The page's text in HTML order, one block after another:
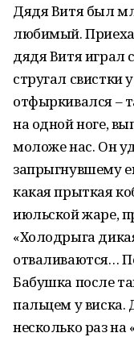
Дядя Витя был
любимый.
дядя Витя играл
стругал свистки
отфыркивался –
на одной ноге,
моложе нас. Он
запрыгнувшему
какая прыткая
июльской жаре,
«Холодрыга
отваливаются…
Бабушка после
пальцем у
несколько раз на